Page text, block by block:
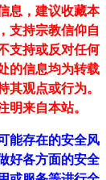
息，建议收藏本
支持宗教信仰自
支持或反对任何
的信息均为转载
其观点或行为。
明来自本站。
能存在的安全风
好各方面的安全